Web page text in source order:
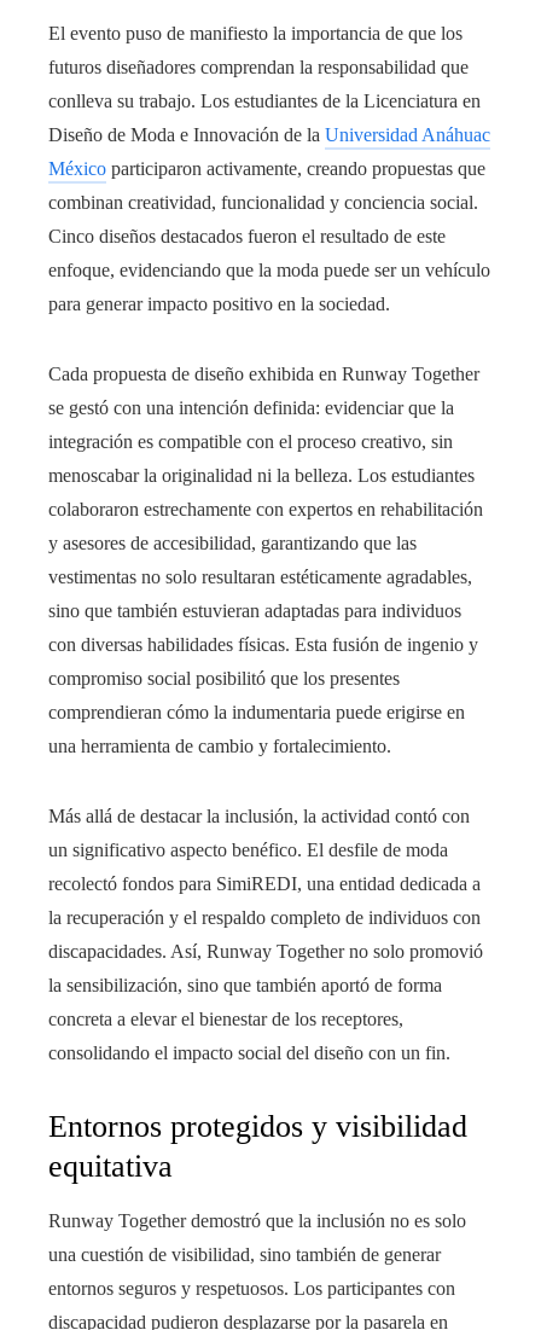
El evento puso de manifiesto la importancia de que los
futuros diseñadores comprendan la responsabilidad que
conlleva su trabajo. Los estudiantes de la Licenciatura en
Diseño de Moda e Innovación de la Universidad Anáhuac
México participaron activamente, creando propuestas que
combinan creatividad, funcionalidad y conciencia social.
Cinco diseños destacados fueron el resultado de este
enfoque, evidenciando que la moda puede ser un vehículo
para generar impacto positivo en la sociedad.
Cada propuesta de diseño exhibida en Runway Together
se gestó con una intención definida: evidenciar que la
integración es compatible con el proceso creativo, sin
menoscabar la originalidad ni la belleza. Los estudiantes
colaboraron estrechamente con expertos en rehabilitación
y asesores de accesibilidad, garantizando que las
vestimentas no solo resultaran estéticamente agradables,
sino que también estuvieran adaptadas para individuos
con diversas habilidades físicas. Esta fusión de ingenio y
compromiso social posibilitó que los presentes
comprendieran cómo la indumentaria puede erigirse en
una herramienta de cambio y fortalecimiento.
Más allá de destacar la inclusión, la actividad contó con
un significativo aspecto benéfico. El desfile de moda
recolectó fondos para SimiREDI, una entidad dedicada a
la recuperación y el respaldo completo de individuos con
discapacidades. Así, Runway Together no solo promovió
la sensibilización, sino que también aportó de forma
concreta a elevar el bienestar de los receptores,
consolidando el impacto social del diseño con un fin.
Entornos protegidos y visibilidad
equitativa
Runway Together demostró que la inclusión no es solo
una cuestión de visibilidad, sino también de generar
entornos seguros y respetuosos. Los participantes con
discapacidad pudieron desplazarse por la pasarela en